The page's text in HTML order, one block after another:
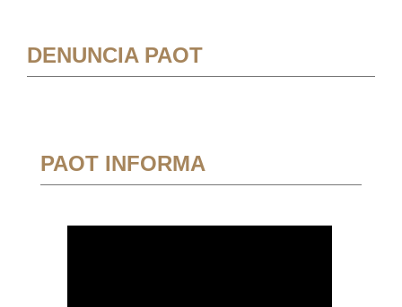
DENUNCIA PAOT
PAOT INFORMA